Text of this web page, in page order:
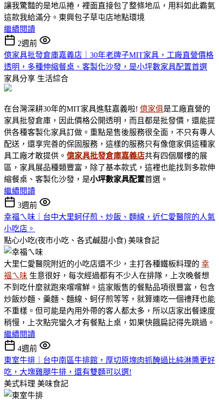
讓我驚豔的是地瓜捲，裡面直接包了整條地瓜，用料如此霸氣
這款我給滿分。東興包子草屯店地點環境
繼續閱讀
2週前
億家具批發倉庫嘉義店｜30年老牌子MIT家具，工廠直營價格
透明，多種伸縮餐桌、客製化沙發，是小坪數家具配置首選
家具分享 生活綜合
在台灣深耕30年的MIT家具進駐嘉義啦! 億家俱是工廠直營的
家具批發倉庫，因此價格公開透明，而且都是批發價，還能提
供各種客製化家具訂做。重點是售後服務很全面，不只有專人
配送，還享完善的保固服務，這樣的服務只有像億家俱這種家
具工廠才敢提供。 億家具批發倉庫嘉義店共有四個層樓的展
區，家具展品種類豐富，除了基本款式，這裡也能找到多款伸
縮餐桌、客製化沙發，是小坪數家具配置首選。
繼續閱讀
3週前
幸福ㄟ味｜台中大里蚵仔煎、炒飯、麵線，近仁愛醫院的人氣
小吃店。
點心小吃(夜市小吃、各式鹹甜小食) 美味食記
大里仁愛醫院附近的小吃店還不少，主打各種鐵板料理的 幸
福ㄟ味 生意很好，每次經過都有不少人在排隊，上次晚餐想
不到吃什麼就跑來嚐嚐鮮。這家販售的餐點品項很豐富，包含
炒飯炒麵、羹麵、麵線、蚵仔煎等等，就算連吃一個禮拜也能
不重樣。但可能是內用外帶的客人都太多，所以店家出餐速度
稍慢，上次點完蠻久才有餐點上桌，如果快餓扁記得先跳過。
繼續閱讀
4週前
東室牛排｜台中南區牛排館，厚切原塊肉抓醃過比純淋醬更好
吃，大塊雞腿牛排，還有雙麵可以選!
美式料理 美味食記